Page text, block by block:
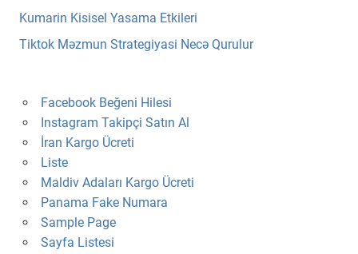
Kumarin Kisisel Yasama Etkileri
Tiktok Məzmun Strategiyasi Necə Qurulur
Facebook Beğeni Hilesi
Instagram Takipçi Satın Al
İran Kargo Ücreti
Liste
Maldiv Adaları Kargo Ücreti
Panama Fake Numara
Sample Page
Sayfa Listesi